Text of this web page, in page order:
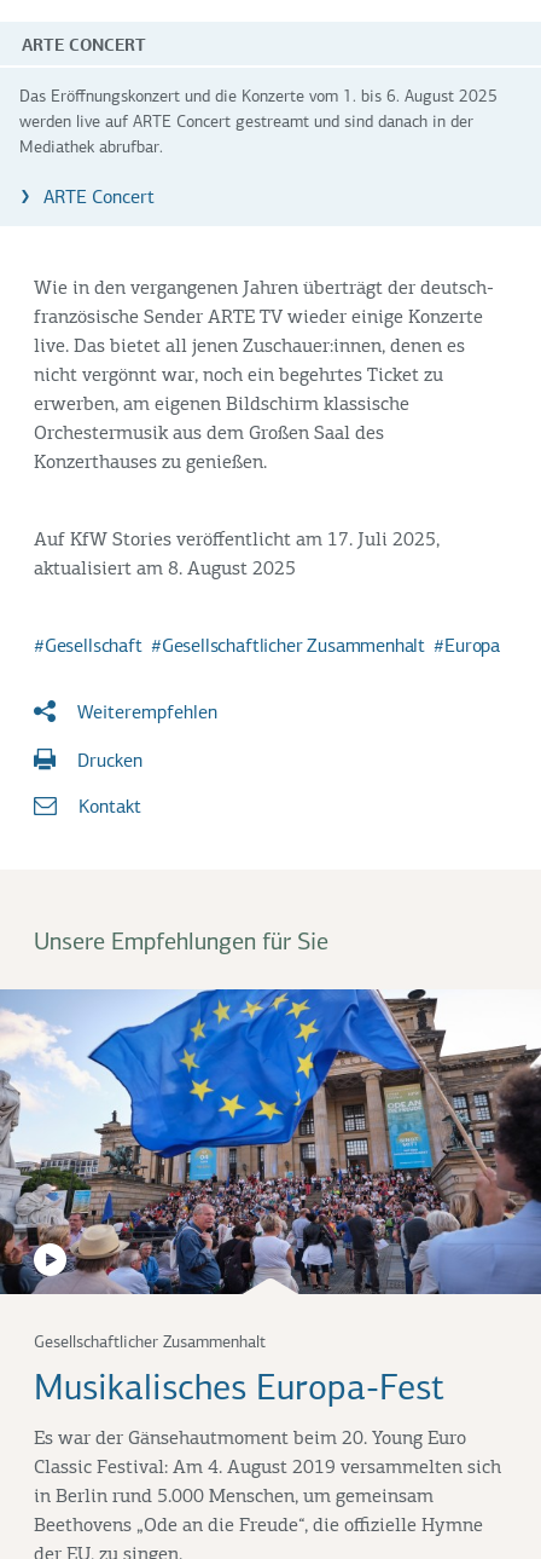
ARTE CONCERT
Das Eröffnungskonzert und die Konzerte vom 1. bis 6. August 2025
werden live auf ARTE Concert gestreamt und sind danach in der
Mediathek abrufbar.
ARTE Concert
Wie in den vergangenen Jahren überträgt der deutsch-
französische Sender ARTE TV wieder einige Konzerte
live. Das bietet all jenen Zuschauer:innen, denen es
nicht vergönnt war, noch ein begehrtes Ticket zu
erwerben, am eigenen Bildschirm klassische
Orchestermusik aus dem Großen Saal des
Konzerthauses zu genießen.
Auf KfW Stories veröffentlicht am 17. Juli 2025,
aktualisiert am 8. August 2025
Gesellschaft Gesellschaftlicher Zusammenhalt Europa
Weiterempfehlen
Drucken
Kontakt
Unsere Empfehlungen für Sie
Gesellschaftlicher Zusammenhalt
Musikalisches Europa-Fest
Es war der Gänsehautmoment beim 20. Young Euro
Classic Festival: Am 4. August 2019 versammelten sich
in Berlin rund 5.000 Menschen, um gemeinsam
Beethovens „Ode an die Freude“, die offizielle Hymne